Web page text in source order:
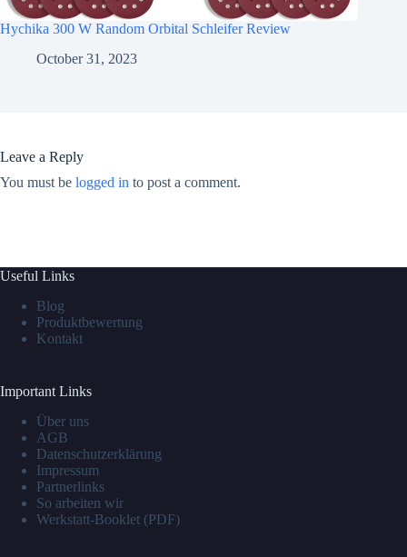
Hychika 300 W Random Orbital Schleifer Review
October 31, 2023
Leave a Reply
You must be logged in to post a comment.
Useful Links
Blog
Produktbewertung
Kontakt
Important Links
Über uns
AGB
Datenschutzerklärung
Impressum
Partnerlinks
So arbeiten wir
Werkstatt-Booklet (PDF)